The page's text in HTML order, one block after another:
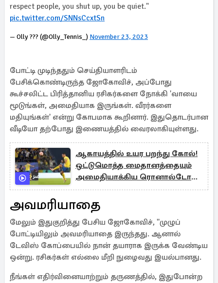
respect people, you shut up, you be quiet."
pic.twitter.com/SNNsCcxtSn
— Olly ??? (@Olly_Tennis_) November 23, 2023
போட்டி முடிந்ததும் செய்தியாளரிடம்
பேசிக்கொண்டிருந்த ஜோகோவிச், அப்போது
கூச்சலிட்ட பிரித்தானிய ரசிகர்களை நோக்கி 'வாயை
மூடுங்கள், அமைதியாக இருங்கள். வீரர்களை
மதியுங்கள்' என்று கோபமாக கூறினார். இதுதொடர்பான
வீடியோ தற்போது இணையத்தில் வைரலாகியுள்ளது.
ஆகாயத்தில் உயர பறந்து கோல்!
ஒட்டுமொத்த மைதானத்தையும்
அமைதியாக்கிய ரொனால்டோ
(வீடியோ)
அவமரியாதை
மேலும் இதுகுறித்து பேசிய ஜோகோவிச், ''முழுப்
போட்டியிலும் அவமரியாதை இருந்தது. ஆனால்
டேவிஸ் கோப்பையில் நான் தயாராக இருக்க வேண்டிய
ஒன்று. ரசிகர்கள் எல்லை மீறி நுழைவது இயல்பானது.
நீங்கள் எதிர்வினையாற்றும் தருணத்தில், இதுபோன்ற